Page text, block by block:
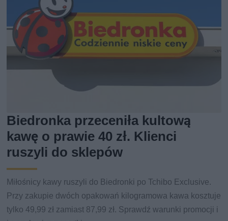
Biedronka przeceniła kultową
kawę o prawie 40 zł. Klienci
ruszyli do sklepów
Miłośnicy kawy ruszyli do Biedronki po Tchibo Exclusive.
Przy zakupie dwóch opakowań kilogramowa kawa kosztuje
tylko 49,99 zł zamiast 87,99 zł. Sprawdź warunki promocji i